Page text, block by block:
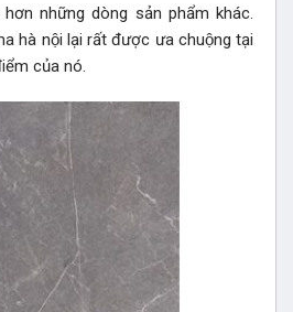
những dòng sản phẩm khác.
hà nội lại rất được ưa chuộng tại
của nó.